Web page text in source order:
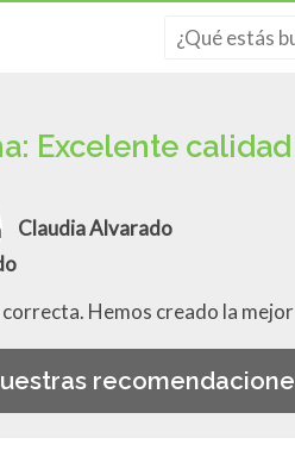
Excelente calidad
Claudia Alvarado
Hemos creado la